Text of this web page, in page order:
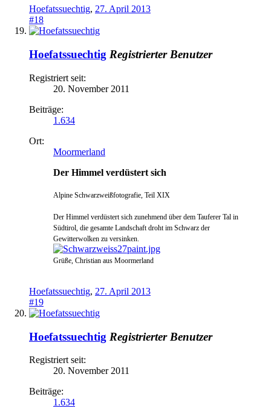
Hoefatssuechtig, 27. April 2013
#18
Hoefatssuechtig Registrierter Benutzer
Registriert seit:
20. November 2011
Beiträge:
1.634
Ort:
Moormerland
Der Himmel verdüstert sich
Alpine Schwarzweißfotografie, Teil XIX
Der Himmel verdüstert sich zunehmend über dem Tauferer Tal in
Südtirol, die gesamte Landschaft droht im Schwarz der
Gewitterwolken zu versinken.
Grüße, Christian aus Moormerland
Hoefatssuechtig, 27. April 2013
#19
Hoefatssuechtig Registrierter Benutzer
Registriert seit:
20. November 2011
Beiträge:
1.634